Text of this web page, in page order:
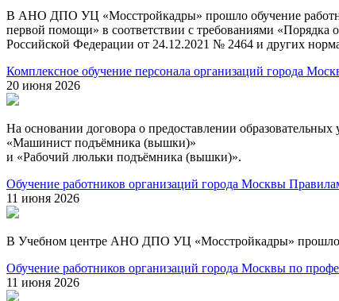
В АНО ДПО УЦ «Мосстройкадры» прошло обучение
первой помощи» в соответствии с требованиями «Порядка
Российской Федерации от 24.12.2021 № 2464 и других
Комплексное обучение персонала организаций города
20 июня 2026
На основании договора о предоставлении
«Машинист подъёмника (вышки)»
и «Рабочий люльки подъёмника (вышки)».
Обучение работников организаций города Москвы
11 июня 2026
В Учебном центре АНО ДПО УЦ «Мосстройкадры» прошло
Обучение работников организаций города Москвы по
11 июня 2026